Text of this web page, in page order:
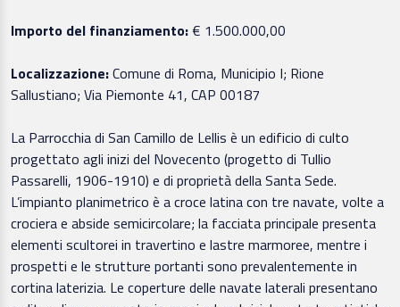
Importo del finanziamento:€ 1.500.000,00
Localizzazione:Comune di Roma, Municipio I; Rione
Sallustiano; Via Piemonte 41, CAP 00187
La Parrocchia di San Camillo de Lellis è un edificio di culto
progettato agli inizi del Novecento (progetto di Tullio
Passarelli, 1906-1910) e di proprietà della Santa Sede.
L’impianto planimetrico è a croce latina con tre navate, volte a
crociera e abside semicircolare; la facciata principale presenta
elementi scultorei in travertino e lastre marmoree, mentre i
prospetti e le strutture portanti sono prevalentemente in
cortina laterizia. Le coperture delle navate laterali presentano